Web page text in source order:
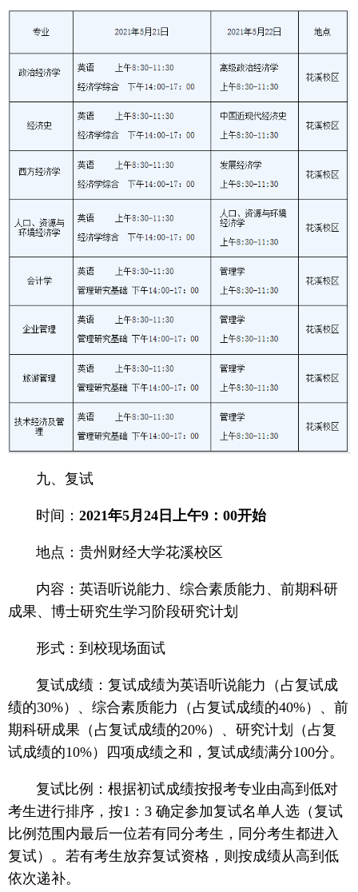
九、复试
时间：2021年5月24日上午9：00开始
地点：贵州财经大学花溪校区
内容：英语听说能力、综合素质能力、前期科研
成果、博士研究生学习阶段研究计划
形式：到校现场面试
复试成绩：复试成绩为英语听说能力（占复试成
绩的30%）、综合素质能力（占复试成绩的40%）、前
期科研成果（占复试成绩的20%）、研究计划（占复
试成绩的10%）四项成绩之和，复试成绩满分100分。
复试比例：根据初试成绩按报考专业由高到低对
考生进行排序，按1：3 确定参加复试名单人选（复试
比例范围内最后一位若有同分考生，同分考生都进入
复试）。若有考生放弃复试资格，则按成绩从高到低
依次递补。